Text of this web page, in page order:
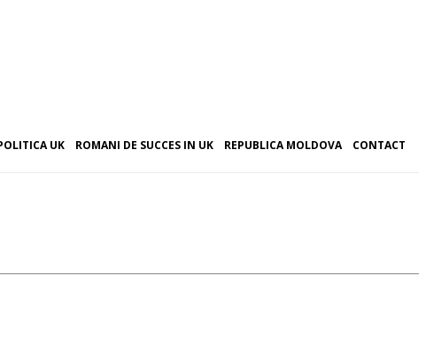
UK ROMANI DE SUCCES IN UK REPUBLICA MOLDOVA CONTACT